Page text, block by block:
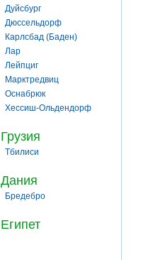
Дуйсбург
Дюссельдорф
Карлсбад (Баден)
Лар
Лейпциг
Марктредвиц
Оснабрюк
Хессиш-Ольдендорф
Грузия
Тбилиси
Дания
Бредебро
Египет